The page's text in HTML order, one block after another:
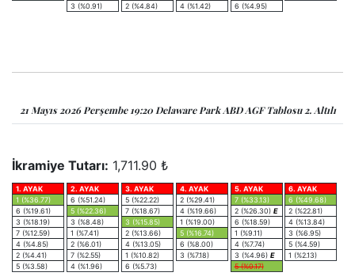
3 (%0.91)
2 (%4.84)
4 (%1.42)
6 (%4.95)
21 Mayıs 2026 Perşembe 19:20 Delaware Park ABD AGF Tablosu 2. Altılı
İkramiye Tutarı: 1,711.90 ₺
1. AYAK
1 (%36.77)
6 (%19.61)
3 (%18.19)
7 (%12.59)
4 (%4.85)
2 (%4.41)
5 (%3.58)
2. AYAK
6 (%51.24)
5 (%22.36)
3 (%8.48)
1 (%7.41)
2 (%6.01)
7 (%2.55)
4 (%1.96)
3. AYAK
5 (%22.22)
7 (%18.67)
3 (%15.85)
2 (%13.66)
4 (%13.05)
1 (%10.82)
6 (%5.73)
4. AYAK
2 (%29.41)
4 (%19.66)
1 (%19.00)
5 (%16.74)
6 (%8.00)
3 (%7.18)
5. AYAK
7 (%33.13)
2 (%26.30) E
6 (%18.59)
1 (%9.11)
4 (%7.74)
3 (%4.96) E
5 (%0.17)
6. AYAK
6 (%49.68)
2 (%22.81)
4 (%13.84)
3 (%6.95)
5 (%4.59)
1 (%2.13)